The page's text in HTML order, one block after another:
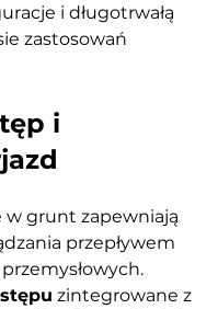
i długotrwałą
zastosowań
i
w grunt zapewniają
przepływem
zintegrowane z